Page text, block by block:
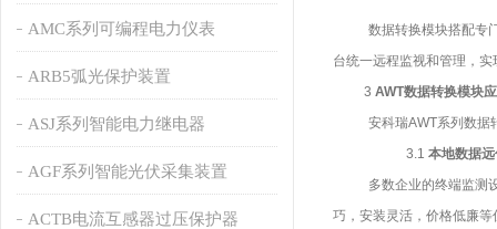
AMC系列可编程电力仪表
ARB5弧光保护装置
ASJ系列智能电力继电器
AGF系列智能光伏采集装置
ACTB电流互感器过压保护器
数据转换模块搭配专
台统一远程监视和管理，实
3 AWT数据转换模块
安科瑞AWT系列数据
3.1 本地数据
多数企业的终端监测
巧，安装灵活，价格低廉等